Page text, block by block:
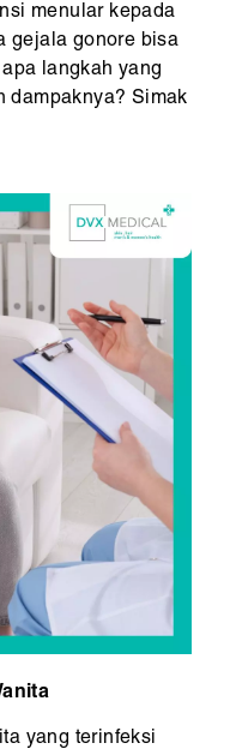
menular kepada
gejala gonore bisa
langkah yang
dampaknya? Simak
yang terinfeksi